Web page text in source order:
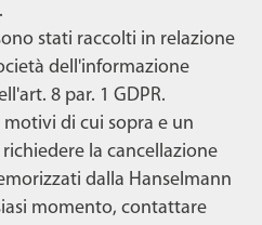
stati raccolti in relazione
dell'informazione
8 par. 1 GDPR.
motivi di cui sopra e un
la cancellazione
dalla Hanselmann
momento, contattare